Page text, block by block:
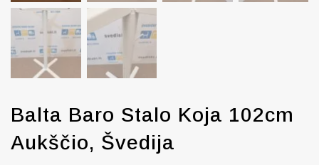
Balta Baro Stalo Koja 102cm
Aukščio, Švedija